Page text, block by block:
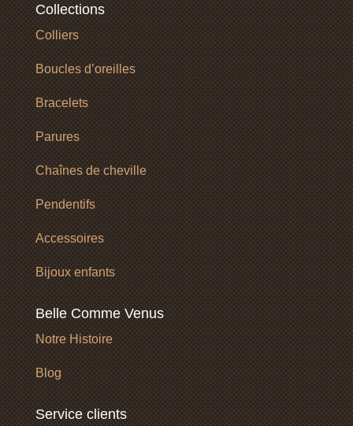
Collections
Colliers
Boucles d’oreilles
Bracelets
Parures
Chaînes de cheville
Pendentifs
Accessoires
Bijoux enfants
Belle Comme Venus
Notre Histoire
Blog
Service clients